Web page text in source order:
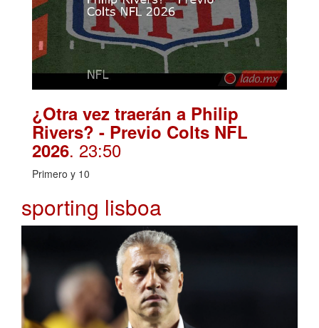
¿Otra vez traerán a Philip
Rivers? - Previo Colts NFL
2026. 23:50
Primero y 10
sporting lisboa